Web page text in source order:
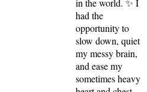
had the
opportunity to
slow down, quiet
my messy brain,
and ease my
sometimes heavy